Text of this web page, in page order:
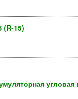
(R-15)